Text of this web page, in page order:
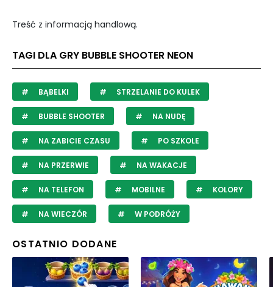
Treść z informacją handlową.
TAGI DLA GRY BUBBLE SHOOTER NEON
BĄBELKI STRZELANIE DO KULEK
BUBBLE SHOOTER NA NUDĘ
NA ZABICIE CZASU PO SZKOLE
NA PRZERWIE NA WAKACJE
NA TELEFON MOBILNE KOLORY
NA WIECZÓR W PODRÓŻY
OSTATNIO DODANE